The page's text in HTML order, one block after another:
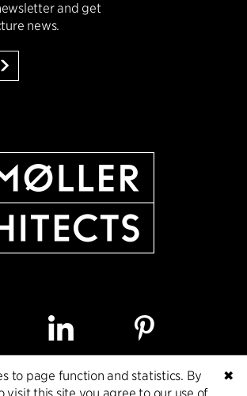
and get
news.
ethics policy Privacy policy
✖
to page function and statistics. By